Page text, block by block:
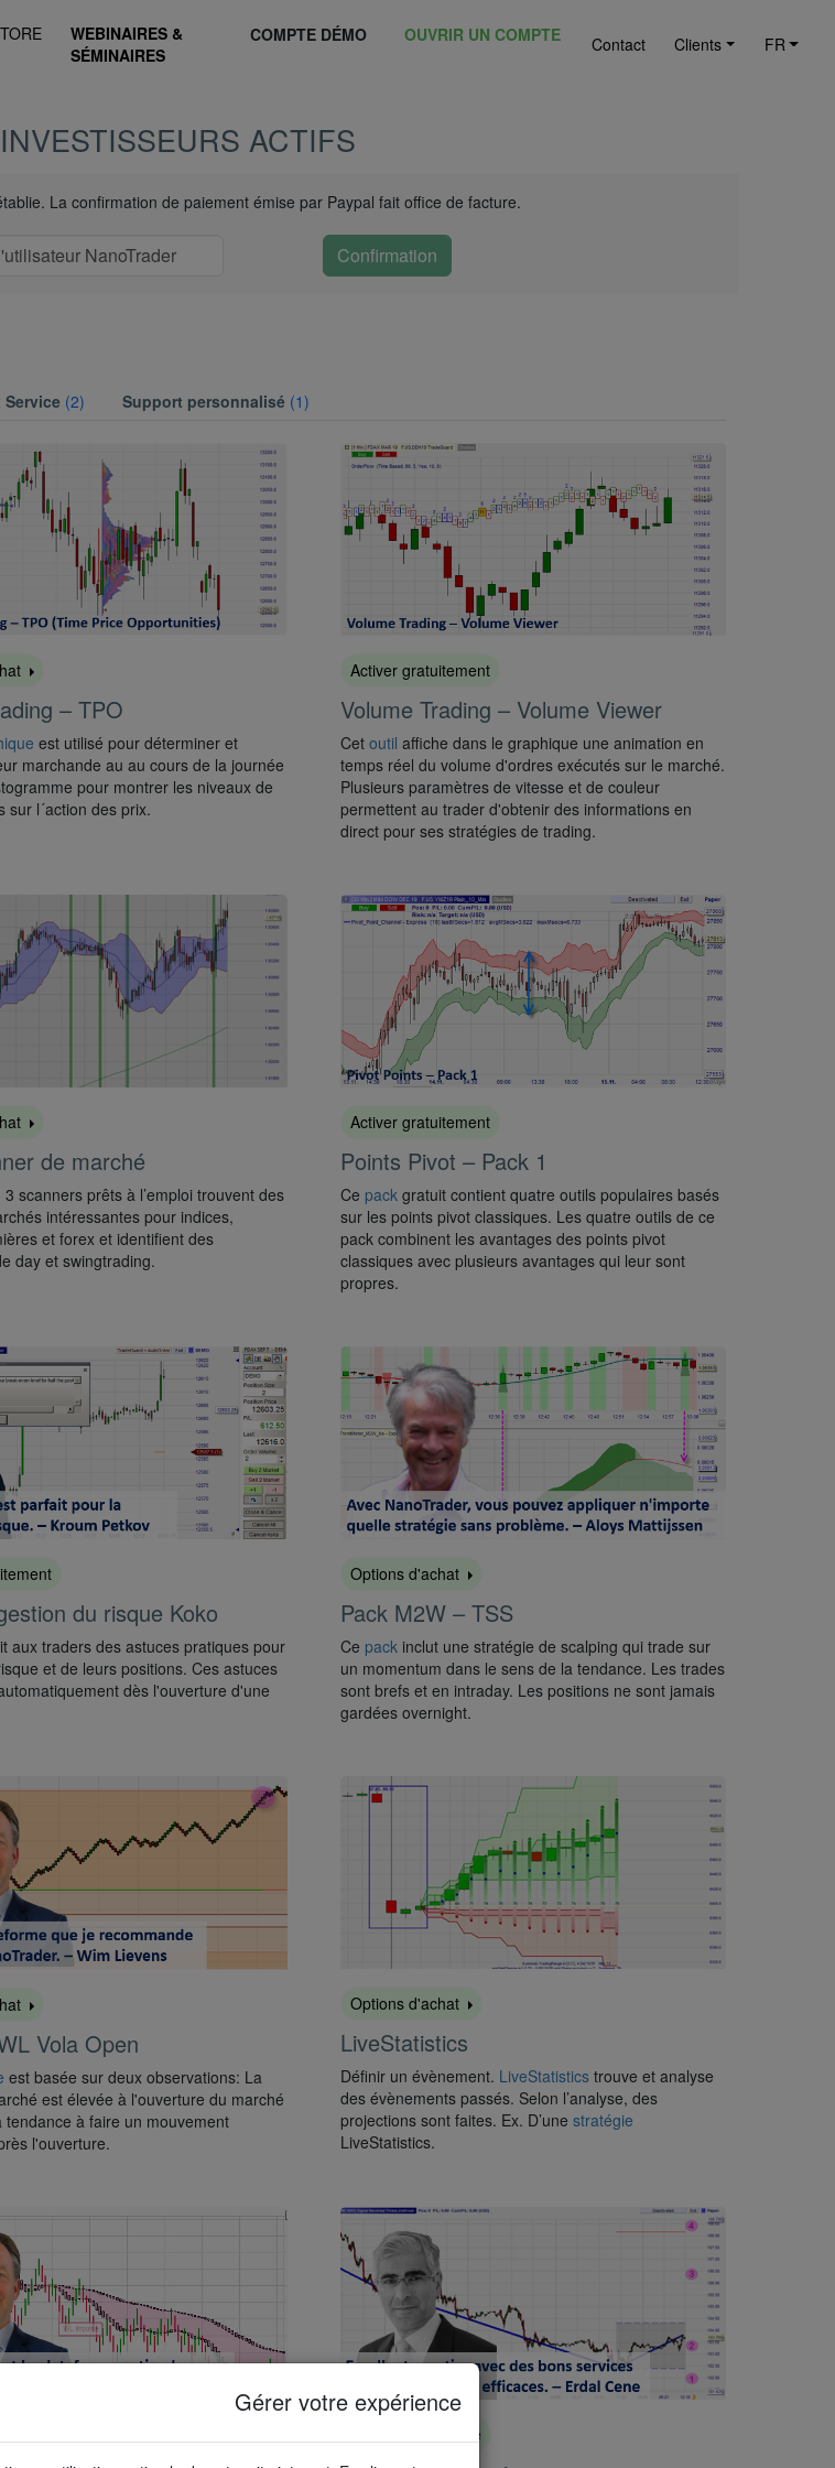
WEBINAIRES &
SÉMINAIRES
COMPTE DÉMO OUVRIR UN COMPTE Contact Clients FR
ACTIFS
La confirmation de paiement émise par Paypal fait office de facture.
(2) Support personnalisé (1)
– TPO
est utilisé pour déterminer et
marchande au au cours de la journée
pour montrer les niveaux de
sur l´action des prix.
Activer gratuitement
Volume Trading – Volume Viewer
Cet outil affiche dans le graphique une animation en
temps réel du volume d'ordres exécutés sur le marché.
Plusieurs paramètres de vitesse et de couleur
permettent au trader d'obtenir des informations en
direct pour ses stratégies de trading.
de marché
3 scanners prêts à l’emploi trouvent des
intéressantes pour indices,
et forex et identifient des
day et swingtrading.
Activer gratuitement
Points Pivot – Pack 1
Ce pack gratuit contient quatre outils populaires basés
sur les points pivot classiques. Les quatre outils de ce
pack combinent les avantages des points pivot
classiques avec plusieurs avantages qui leur sont
propres.
du risque Koko
aux traders des astuces pratiques pour
et de leurs positions. Ces astuces
dès l'ouverture d'une
Options d'achat
Pack M2W – TSS
Ce pack inclut une stratégie de scalping qui trade sur
un momentum dans le sens de la tendance. Les trades
sont brefs et en intraday. Les positions ne sont jamais
gardées overnight.
Vola Open
est basée sur deux observations: La
est élevée à l'ouverture du marché
tendance à faire un mouvement
l'ouverture.
Options d'achat
LiveStatistics
Définir un évènement. LiveStatistics trouve et analyse
des évènements passés. Selon l’analyse, des
projections sont faites. Ex. D’une stratégie
LiveStatistics.
Gratuit, déjà activé
Gérer votre expérience